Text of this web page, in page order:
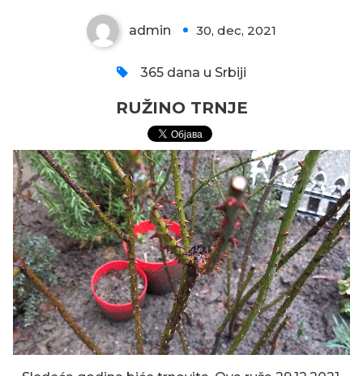
admin 30, dec, 2021
365 dana u Srbiji
RUŽINO TRNJE